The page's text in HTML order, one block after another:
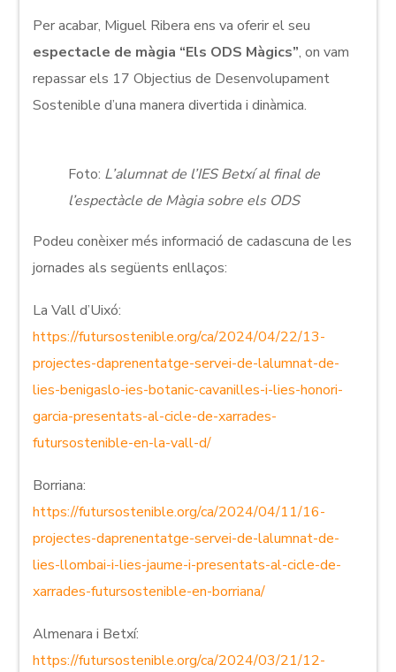
Per acabar, Miguel Ribera ens va oferir el seu
espectacle de màgia “Els ODS Màgics”, on vam
repassar els 17 Objectius de Desenvolupament
Sostenible d’una manera divertida i dinàmica.
Foto: L’alumnat de l’IES Betxí al final de
l’espectàcle de Màgia sobre els ODS
Podeu conèixer més informació de cadascuna de les
jornades als següents enllaços:
La Vall d’Uixó:
https://futursostenible.org/ca/2024/04/22/13-
projectes-daprenentatge-servei-de-lalumnat-de-
lies-benigaslo-ies-botanic-cavanilles-i-lies-honori-
garcia-presentats-al-cicle-de-xarrades-
futursostenible-en-la-vall-d/
Borriana:
https://futursostenible.org/ca/2024/04/11/16-
projectes-daprenentatge-servei-de-lalumnat-de-
lies-llombai-i-lies-jaume-i-presentats-al-cicle-de-
xarrades-futursostenible-en-borriana/
Almenara i Betxí:
https://futursostenible.org/ca/2024/03/21/12-